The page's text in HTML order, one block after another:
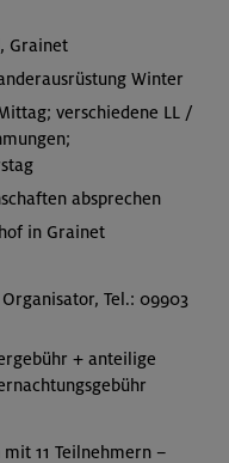
Grainet
Winter
verschiedene LL /
absprechen
in Grainet
Tel.: 09903
+ anteilige
11 Teilnehmern –